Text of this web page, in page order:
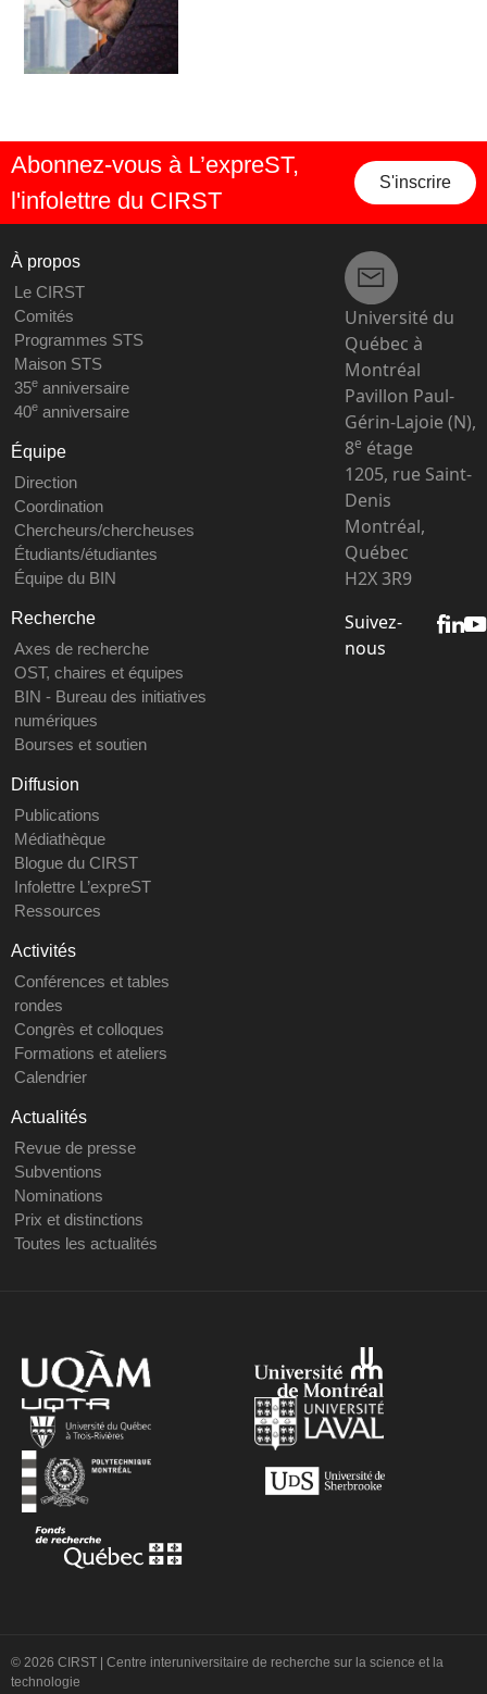
Abonnez-vous à L’expreST,
l'infolettre du CIRST
S'inscrire
À propos
Le CIRST
Comités
Programmes STS
Maison STS
35eanniversaire
40eanniversaire
Équipe
Direction
Coordination
Chercheurs/chercheuses
Étudiants/étudiantes
Équipe du BIN
Recherche
Axes de recherche
OST, chaires et équipes
BIN - Bureau des initiatives
numériques
Bourses et soutien
Diffusion
Publications
Médiathèque
Blogue du CIRST
Infolettre L’expreST
Ressources
Activités
Conférences et tables
rondes
Congrès et colloques
Formations et ateliers
Calendrier
Actualités
Revue de presse
Subventions
Nominations
Prix et distinctions
Toutes les actualités
Université du
Québec à
Montréal
Pavillon Paul-
Gérin-Lajoie (N),
8e étage
1205, rue Saint-
Denis
Montréal,
Québec
H2X 3R9
Suivez-
nous
© 2026 CIRST | Centre interuniversitaire de recherche sur la science et la
technologie